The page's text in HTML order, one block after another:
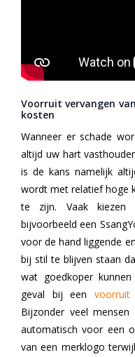
Voorruit vervangen
kosten
Wanneer er schade
altijd uw hart
is de kans namelijk
wordt met relatief hoge
te zijn. Vaak kiezen
bijvoorbeeld een
voor de hand liggende
bij stil te blijven staan
wat goedkoper
geval bij eenvoorruit
Bijzonder veel
automatisch voor een
van een merklogo